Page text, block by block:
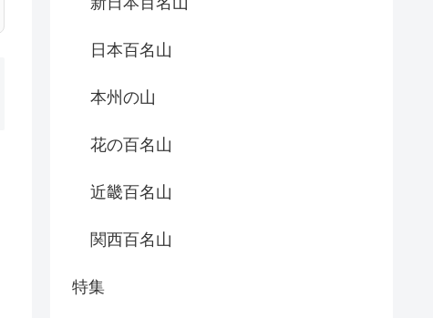
日本百名山
本州の山
花の百名山
近畿百名山
関西百名山
特集